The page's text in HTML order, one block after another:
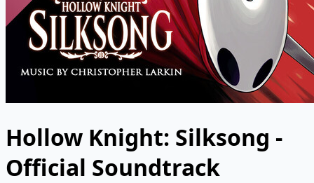
Hollow Knight: Silksong -
Official Soundtrack